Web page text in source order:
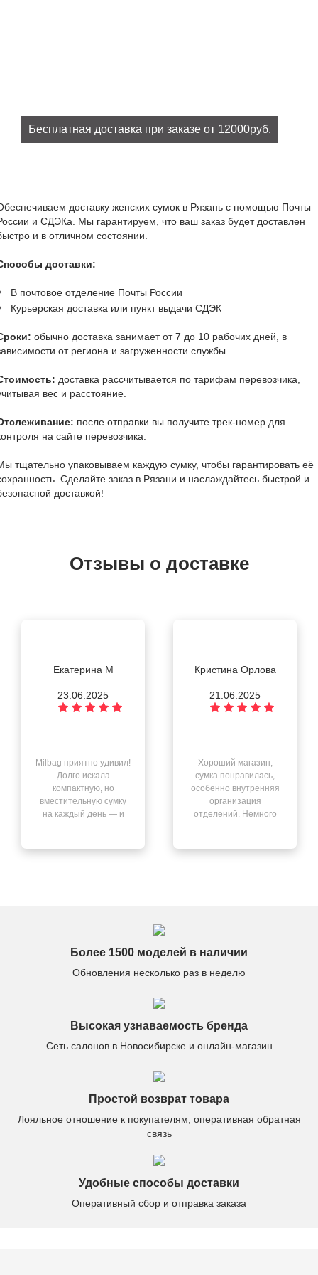
Бесплатная доставка при заказе от 12000руб.
доставку женских сумок в Рязань с помощью Почты
и СДЭКа. Мы гарантируем, что ваш заказ будет доставлен
и в отличном состоянии.
доставки:
В почтовое отделение Почты России
Курьерская доставка или пункт выдачи СДЭК
обычно доставка занимает от 7 до 10 рабочих дней, в
от региона и загруженности службы.
доставка рассчитывается по тарифам перевозчика,
вес и расстояние.
после отправки вы получите трек-номер для
на сайте перевозчика.
тщательно упаковываем каждую сумку, чтобы гарантировать её
Сделайте заказ в Рязани и наслаждайтесь быстрой и
доставкой!
Отзывы о доставке
Екатерина М
23.06.2025
Milbag приятно удивил!
Долго искала
компактную, но
вместительную сумку
на каждый день — и
Кристина Орлова
21.06.2025
Хороший магазин,
сумка понравилась,
особенно внутренняя
организация
отделений. Немного
Более 1500 моделей в наличии
Обновления несколько раз в неделю
Высокая узнаваемость бренда
Сеть салонов в Новосибирске и онлайн-магазин
Простой возврат товара
Лояльное отношение к покупателям, оперативная обратная
связь
Удобные способы доставки
Оперативный сбор и отправка заказа